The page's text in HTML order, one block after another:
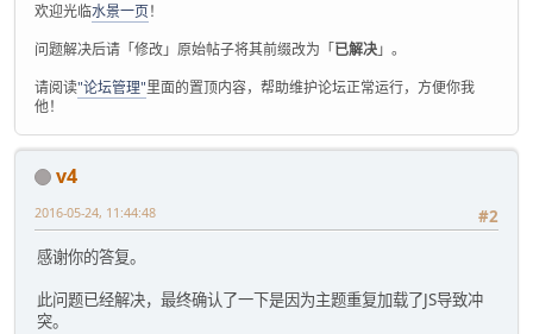
欢迎光临水景一页！
问题解决后请「修改」原始帖子将其前缀改为「已解决」。
请阅读"论坛管理"里面的置顶内容，帮助维护论坛正常运行，方便你我
他！
v4
#2
2016-05-24, 11:44:48
感谢你的答复。
此问题已经解决，最终确认了一下是因为主题重复加载了JS导致冲
突。